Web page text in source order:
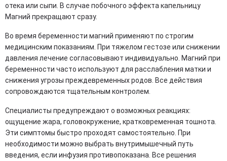
отека или сыпи. В случае побочного эффекта капельницу
Магний прекращают сразу.
Во время беременности магний применяют по строгим
медицинским показаниям. При тяжелом гестозе или снижении
давления лечение согласовывают индивидуально. Магний при
беременности часто используют для расслабления матки и
снижения угрозы преждевременных родов. Все действия
сопровождаются тщательным контролем.
Специалисты предупреждают о возможных реакциях:
ощущение жара, головокружение, кратковременная тошнота.
Эти симптомы быстро проходят самостоятельно. При
необходимости можно выбрать внутримышечный путь
введения, если инфузия противопоказана. Все решения